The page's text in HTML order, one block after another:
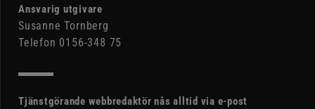
Ansvarig utgivare
Susanne Tornberg
Telefon 0156-348 75
Tjänstgörande webbredaktör nås alltid via e-post